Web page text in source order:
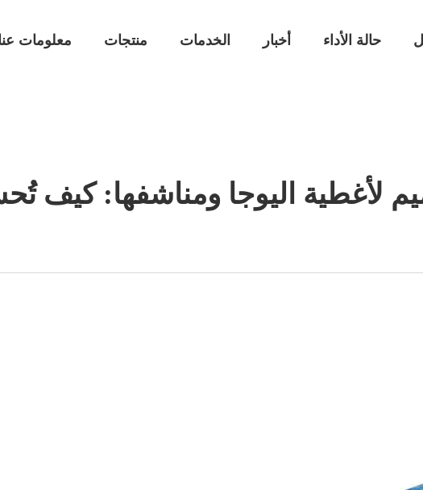
معلومات منتجات الخدمات أخبار حالة الأداء
لأغطية اليوجا ومناشفها: كيف